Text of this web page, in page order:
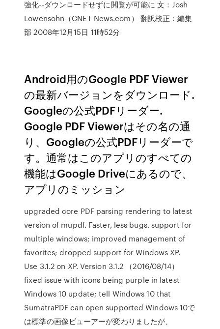
強化--ダウンロードせずに閲覧が可能に 文：Josh
Lowensohn（CNET News.com） 翻訳校正：編集
部 2008年12月15日 11時52分
Android用のGoogle PDF Viewer
の最新バージョンをダウンロード.
Googleの公式PDFリーダー.
Google PDF Viewerはその名の通
り、Googleの公式PDFリーダーで
す。通常はこのアプリのすべての
機能はGoogle Driveにあるので、
アプリのミッション
upgraded core PDF parsing rendering to latest
version of mupdf. Faster, less bugs. support for
multiple windows; improved management of
favorites; dropped support for Windows XP.
Use 3.1.2 on XP. Version 3.1.2 （2016/08/14）
fixed issue with icons being purple in latest
Windows 10 update; tell Windows 10 that
SumatraPDF can open supported Windows 10で
は標準の画像ビューアーが変わりましたが、